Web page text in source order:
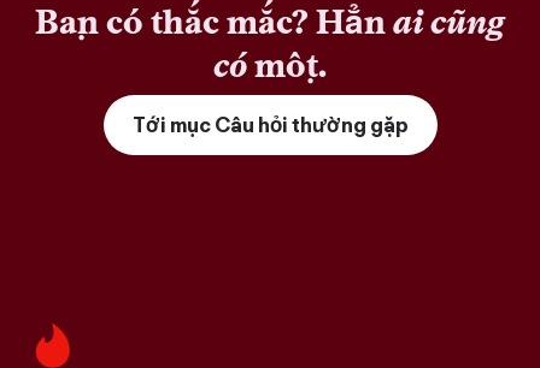
Bạn có thắc mắc? Hẳnai cũng
cómột.
Tới mục Câu hỏi thường gặp